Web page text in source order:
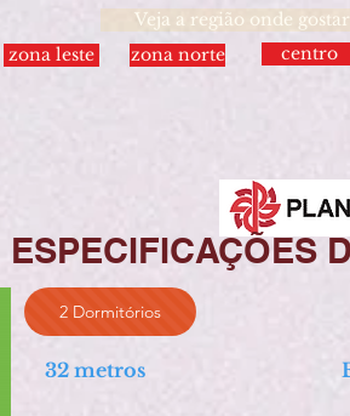
Veja a região onde
zona leste zona norte centro
ESPECIFICAÇÕES
2 Dormitórios
32 metros